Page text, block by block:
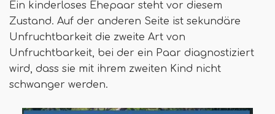
Ein kinderloses Ehepaar steht vor diesem
Zustand. Auf der anderen Seite ist sekundäre
Unfruchtbarkeit die zweite Art von
Unfruchtbarkeit, bei der ein Paar diagnostiziert
wird, dass sie mit ihrem zweiten Kind nicht
schwanger werden.